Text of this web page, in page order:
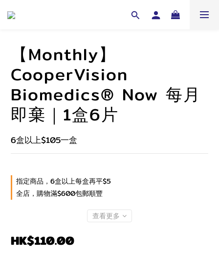
【Monthly】
CooperVision
Biomedics® Now 每月
即棄｜1盒6片
6盒以上$105一盒
指定商品，6盒以上每盒再平$5
全店，購物滿$600包郵順豐
查看更多
HK$110.00